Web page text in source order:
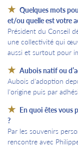
Quelques mots
et/ou quelle est votre
Président du Conseil
une collectivité qui
aussi et surtout pour
Aubois natif ou
Aubois d'adoption
l'origine puis par
En quoi êtes vous
?
Par les souvenirs
rencontre avec